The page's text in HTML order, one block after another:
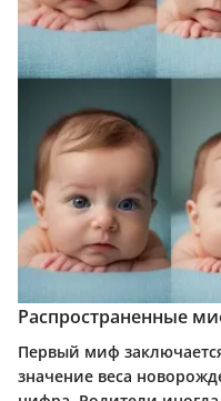
Распространенные
Первый миф
значение веса